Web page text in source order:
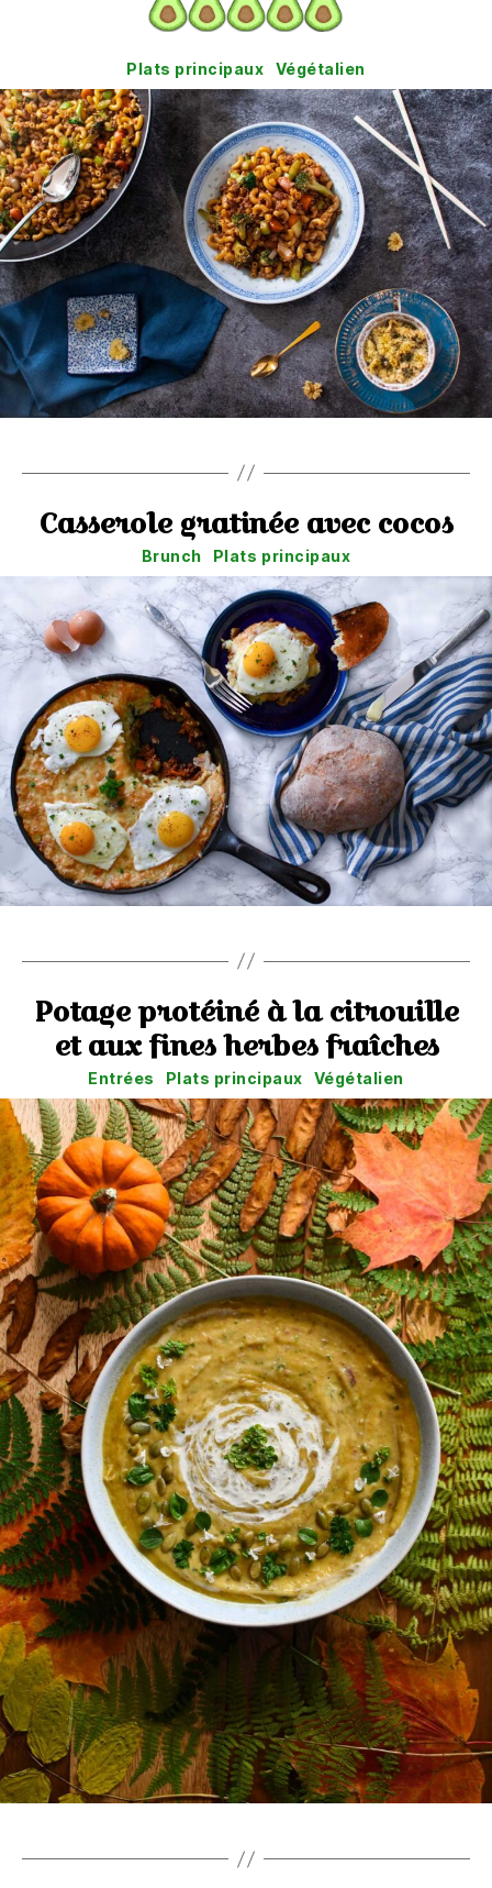
Catégories
Plats principaux Végétalien
Casserole gratinée avec cocos
Catégories
Brunch Plats principaux
Potage protéiné à la citrouille
et aux fines herbes fraîches
Catégories
Entrées Plats principaux Végétalien